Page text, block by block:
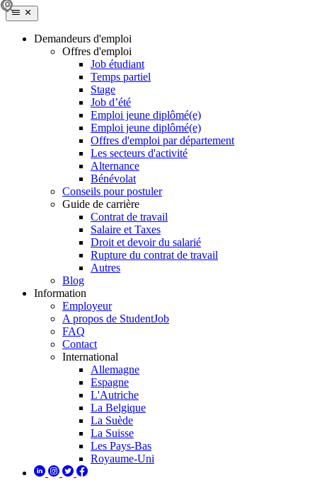
Demandeurs d'emploi
Offres d'emploi
Job étudiant
Temps partiel
Stage
Job d’été
Emploi jeune diplômé(e)
Emploi jeune diplômé(e)
Offres d'emploi par département
Les secteurs d'activité
Alternance
Bénévolat
Conseils pour postuler
Guide de carrière
Contrat de travail
Salaire et Taxes
Droit et devoir du salarié
Rupture du contrat de travail
Autres
Blog
Information
Employeur
A propos de StudentJob
FAQ
Contact
International
Allemagne
Espagne
L'Autriche
La Belgique
La Suède
La Suisse
Les Pays-Bas
Royaume-Uni